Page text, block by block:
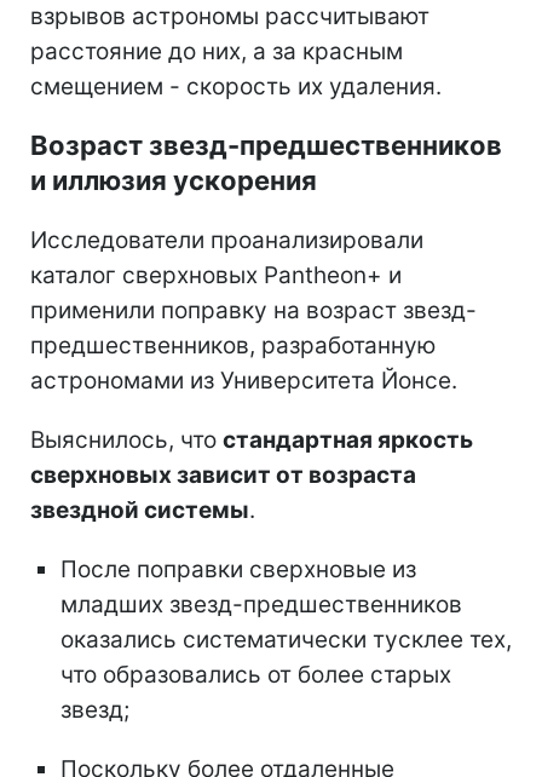
взрывов астрономы рассчитывают
расстояние до них, а за красным
смещением - скорость их удаления.
Возраст звезд-предшественников
и иллюзия ускорения
Исследователи проанализировали
каталог сверхновых Pantheon+ и
применили поправку на возраст звезд-
предшественников, разработанную
астрономами из Университета Йонсе.
Выяснилось, что стандартная яркость
сверхновых зависит от возраста
звездной системы.
После поправки сверхновые из
младших звезд-предшественников
оказались систематически тусклее тех,
что образовались от более старых
звезд;
Поскольку более отдаленные